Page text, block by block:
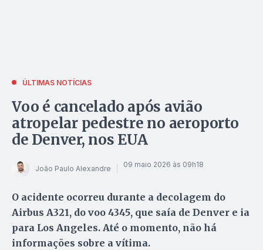
ÚLTIMAS NOTÍCIAS
Voo é cancelado após avião
atropelar pedestre no aeroporto
de Denver, nos EUA
João Paulo Alexandre 09 maio 2026 às 09h18
O acidente ocorreu durante a decolagem do
Airbus A321, do voo 4345, que saía de Denver e ia
para Los Angeles. Até o momento, não há
informações sobre a vítima.